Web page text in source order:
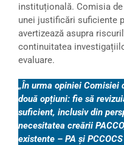
instituțională. Comisia
unei justificări suficiente
avertizează asupra
continuitatea
evaluare.
„În urma opiniei
două opțiuni: fie să
suficient, inclusiv din
necesitatea creării
existente – PA și